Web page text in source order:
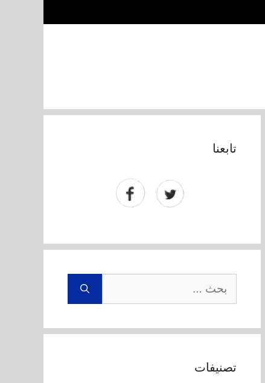
تابعنا
البحث
عن:
تصنيفات